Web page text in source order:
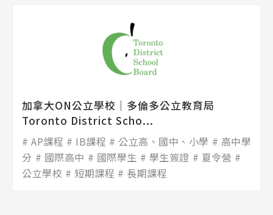
加拿大ON公立學校│多倫多公立教育局
Toronto District Scho...
AP課程 IB課程 公立高、國中、小學
高中學
分
國際高中 國際學生 學生簽證
夏令營
公立學校
短期課程 長期課程